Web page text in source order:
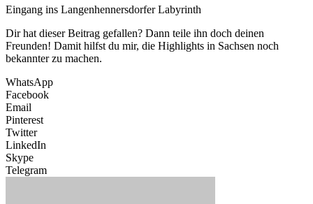
Eingang ins Langenhennersdorfer Labyrinth
Dir hat dieser Beitrag gefallen? Dann teile ihn doch deinen
Freunden! Damit hilfst du mir, die Highlights in Sachsen noch
bekannter zu machen.
WhatsApp
Facebook
Email
Pinterest
Twitter
LinkedIn
Skype
Telegram